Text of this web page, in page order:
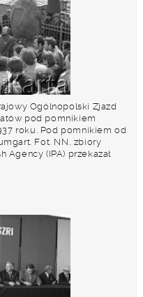
Ogólnopolski Zjazd
pod pomnikiem
roku. Pod pomnikiem od
Fot. NN, zbiory
Agency (IPA) przekazał